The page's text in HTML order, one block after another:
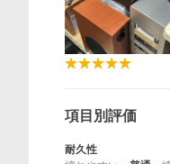
項目別評価
耐久性